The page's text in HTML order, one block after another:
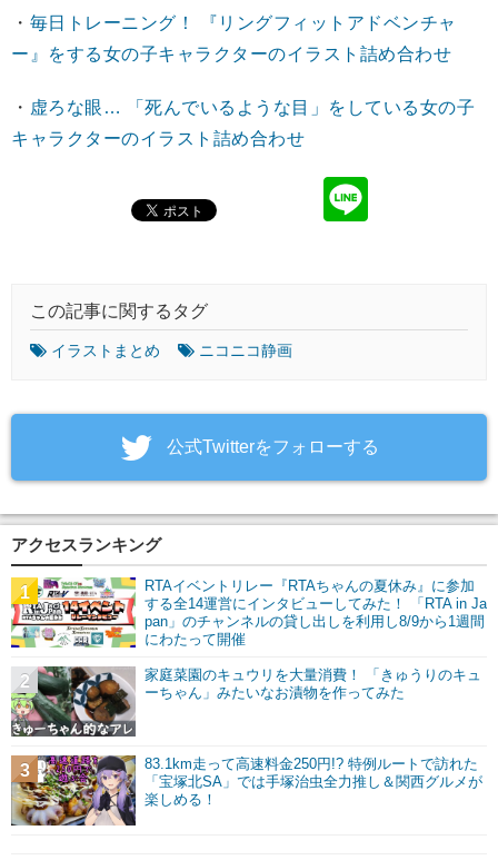
・ 毎日トレーニング！ 『リングフィットアドベンチャ
ー』をする女の子キャラクターのイラスト詰め合わせ
・ 虚ろな眼… 「死んでいるような目」をしている女の子
キャラクターのイラスト詰め合わせ
この記事に関するタグ
イラストまとめ ニコニコ静画
‎公式Twitterをフォローする
アクセスランキング
RTAイベントリレー『RTAちゃんの夏休み』に参加
する全14運営にインタビューしてみた！ 「RTA in Ja
pan」のチャンネルの貸し出しを利用し8/9から1週間
にわたって開催
1
家庭菜園のキュウリを大量消費！ 「きゅうりのキュ
ーちゃん」みたいなお漬物を作ってみた
2
83.1km走って高速料金250円!? 特例ルートで訪れた
「宝塚北SA」では手塚治虫全力推し＆関西グルメが
楽しめる！
3